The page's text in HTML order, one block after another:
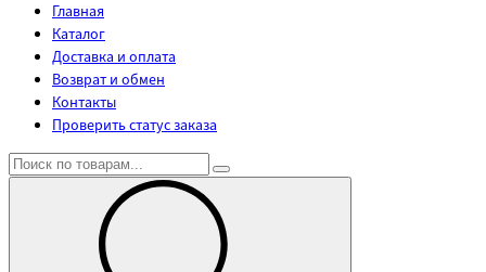
Главная
Каталог
Доставка и оплата
Возврат и обмен
Контакты
Проверить статус заказа